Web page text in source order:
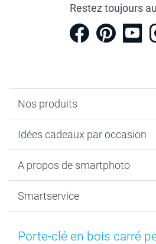
Restez toujours
Nos produits
Calendrier photo & Agenda photo
Tirage photo & agrandissement
Faire-part & Cartes
Coques smartphone
Idées cadeaux par occasion
Anniversaire
Naissance & baptême
Fête des Mères
A propos de smartphoto
Plan du site
Droit de rétraction
Smartservice
Aide
Porte-clé en bois carré